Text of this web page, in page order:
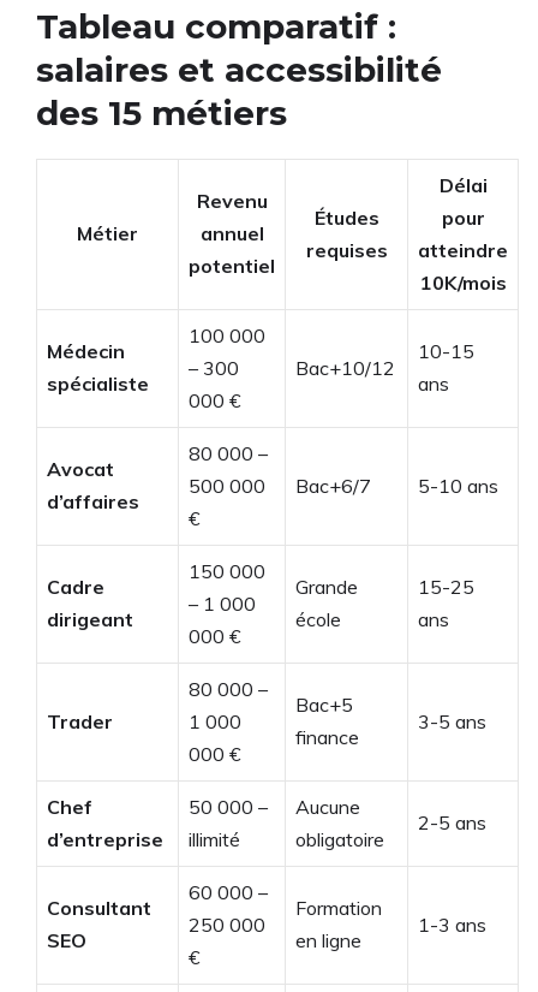
Tableau comparatif :
salaires et accessibilité
des 15 métiers
Métier
Revenu
annuel
potentiel
Études
requises
Délai
pour
atteindre
10K/mois
Médecin
spécialiste
100 000
– 300
000 €
Bac+10/12
10-15
ans
Avocat
d’affaires
80 000 –
500 000
€
Bac+6/7 5-10 ans
Cadre
dirigeant
150 000
– 1 000
000 €
Grande
école
15-25
ans
Trader
80 000 –
1 000
000 €
Bac+5
finance
3-5 ans
Chef
d’entreprise
50 000 –
illimité
Aucune
obligatoire
2-5 ans
Consultant
SEO
60 000 –
250 000
€
Formation
en ligne
1-3 ans